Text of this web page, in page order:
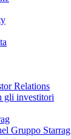
Relations
gli investitori
Gruppo Starrag